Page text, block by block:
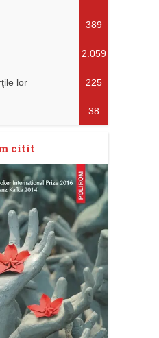
389
2.059
lor 225
38
citit